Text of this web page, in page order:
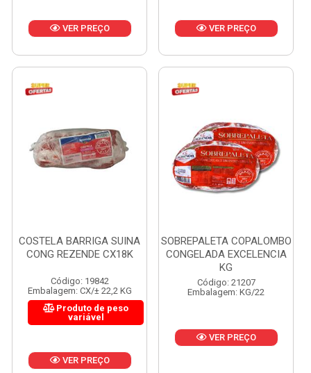
VER PREÇO VER PREÇO
COSTELA BARRIGA SUINA
CONG REZENDE CX18K
Código: 19842
Embalagem: CX/± 22,2 KG
Produto de peso
variável
VER PREÇO
SOBREPALETA COPALOMBO
CONGELADA EXCELENCIA
KG
Código: 21207
Embalagem: KG/22
VER PREÇO